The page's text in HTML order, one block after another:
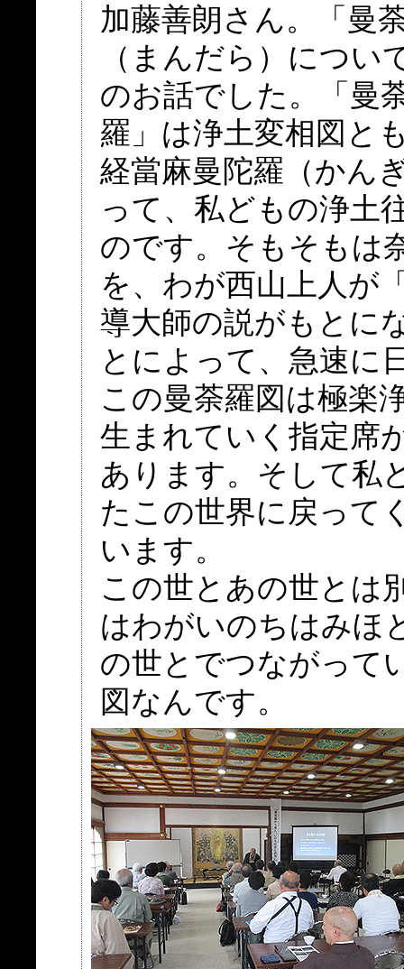
加藤善朗さん。「曼
（まんだら）につい
のお話でした。「曼
羅」は浄土変相図と
経當麻曼陀羅（かん
って、私どもの浄土
のです。そもそもは
を、わが西山上人が
導大師の説がもとに
とによって、急速に
この曼荼羅図は極楽
生まれていく指定席
あります。そして私
たこの世界に戻って
います。
この世とあの世とは
はわがいのちはみほ
の世とでつながって
図なんです。